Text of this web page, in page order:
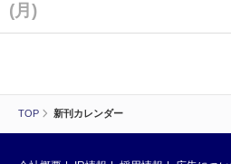
TOP 新刊カレンダー
(月)